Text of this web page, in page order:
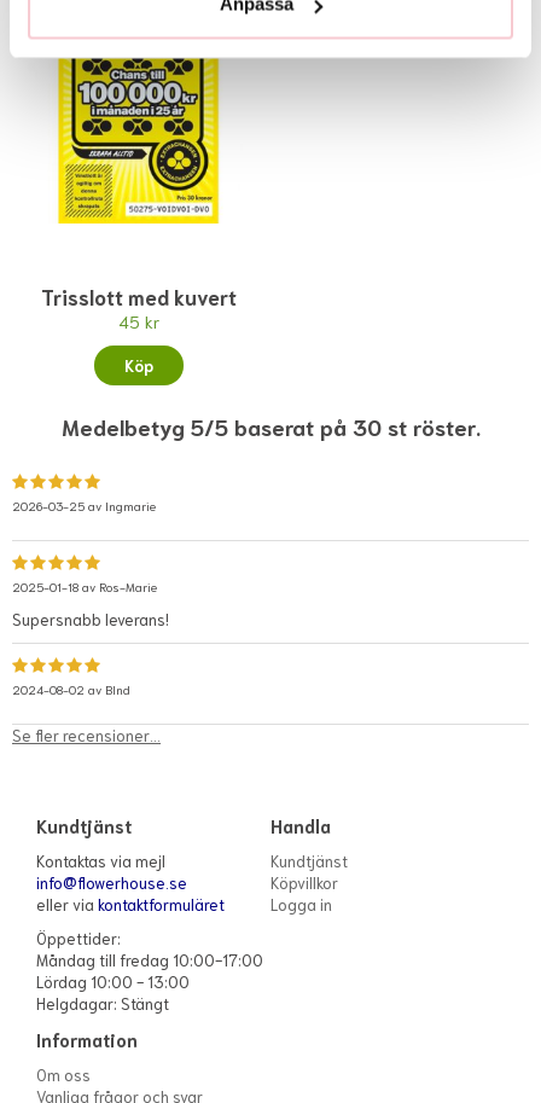
Trisslott med kuvert
45 kr
Köp
Medelbetyg 5/5 baserat på 30 st röster.
2026-03-25 av Ingmarie
2025-01-18 av Ros-Marie
Supersnabb leverans!
2024-08-02 av Blnd
Se fler recensioner...
Kundtjänst
Kontaktas via mejl
info@flowerhouse.se
eller via kontaktformuläret
Öppettider:
Måndag till fredag 10:00-17:00
Lördag 10:00 - 13:00
Helgdagar: Stängt
Handla
Kundtjänst
Köpvillkor
Logga in
Information
Om oss
Vanliga frågor och svar